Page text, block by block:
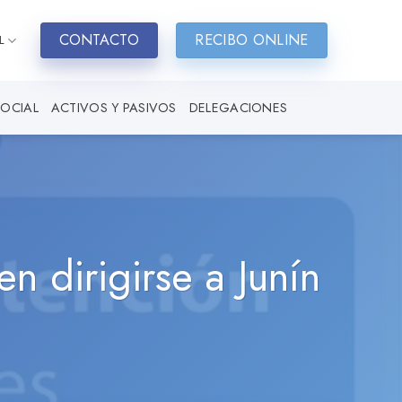
CONTACTO RECIBO ONLINE
ACTIVOS Y PASIVOS DELEGACIONES
dirigirse a Junín